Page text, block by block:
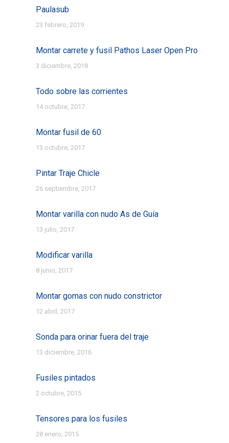
Paulasub
23 febrero, 2019
Montar carrete y fusil Pathos Laser Open Pro
3 diciembre, 2018
Todo sobre las corrientes
14 octubre, 2017
Montar fusil de 60
13 octubre, 2017
Pintar Traje Chicle
26 septiembre, 2017
Montar varilla con nudo As de Guía
13 julio, 2017
Modificar varilla
8 junio, 2017
Montar gomas con nudo constrictor
12 abril, 2017
Sonda para orinar fuera del traje
13 diciembre, 2016
Fusiles pintados
2 octubre, 2015
Tensores para los fusiles
28 enero, 2015